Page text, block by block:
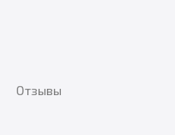
Отзывы